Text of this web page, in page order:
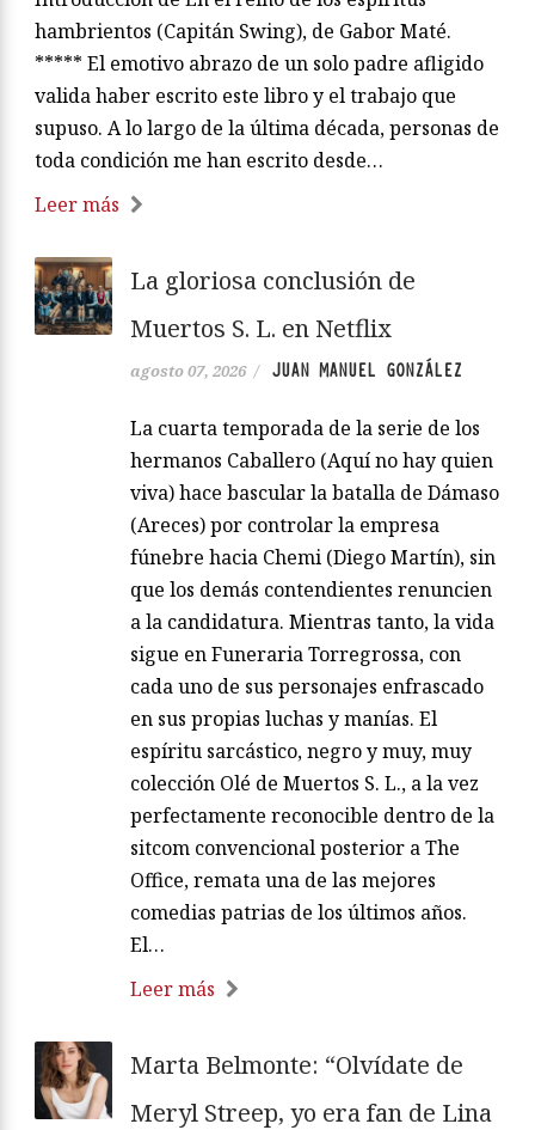
hambrientos (Capitán Swing), de Gabor Maté.
***** El emotivo abrazo de un solo padre afligido
valida haber escrito este libro y el trabajo que
supuso. A lo largo de la última década, personas de
toda condición me han escrito desde…
Leer más
La gloriosa conclusión de
Muertos S. L. en Netflix
agosto 07, 2026 / JUAN MANUEL GONZÁLEZ
La cuarta temporada de la serie de los
hermanos Caballero (Aquí no hay quien
viva) hace bascular la batalla de Dámaso
(Areces) por controlar la empresa
fúnebre hacia Chemi (Diego Martín), sin
que los demás contendientes renuncien
a la candidatura. Mientras tanto, la vida
sigue en Funeraria Torregrossa, con
cada uno de sus personajes enfrascado
en sus propias luchas y manías. El
espíritu sarcástico, negro y muy, muy
colección Olé de Muertos S. L., a la vez
perfectamente reconocible dentro de la
sitcom convencional posterior a The
Office, remata una de las mejores
comedias patrias de los últimos años.
El…
Leer más
Marta Belmonte: “Olvídate de
Meryl Streep, yo era fan de Lina